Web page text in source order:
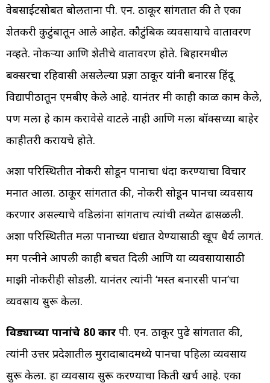
वेबसाईटसोबत बोलताना पी. एन. ठाकूर सांगतात की ते एका
शेतकरी कुटुंबातून आले आहेत. कौटुंबिक व्यवसायाचे वातावरण
नव्हते. नोकऱ्या आणि शेतीचे वातावरण होते. बिहारमधील
बक्सरचा रहिवासी असलेल्या प्रज्ञा ठाकूर यांनी बनारस हिंदू
विद्यापीठातून एमबीए केले आहे. यानंतर मी काही काळ काम केले,
पण मला हे काम करावेसे वाटले नाही आणि मला बॉक्सच्या बाहेर
काहीतरी करायचे होते.
अशा परिस्थितीत नोकरी सोडून पानाचा धंदा करण्याचा विचार
मनात आला. ठाकूर सांगतात की, नोकरी सोडून पानचा व्यवसाय
करणार असल्याचे वडिलांना सांगताच त्यांची तब्येत ढासळली.
अशा परिस्थितीत मला पानाच्या धंद्यात येण्यासाठी खूप धैर्य लागतं.
मग पत्नीने आपली काही बचत दिली आणि या व्यवसायासाठी
माझी नोकरीही सोडली. यानंतर त्यांनी ‘मस्त बनारसी पान’चा
व्यवसाय सुरू केला.
विड्याच्या पानांचे 80 प्रकार पी. एन. ठाकूर पुढे सांगतात की,
त्यांनी उत्तर प्रदेशातील मुरादाबादमध्ये पानचा पहिला व्यवसाय
सुरू केला. हा व्यवसाय सुरू करण्याचा किती खर्च आहे. एका